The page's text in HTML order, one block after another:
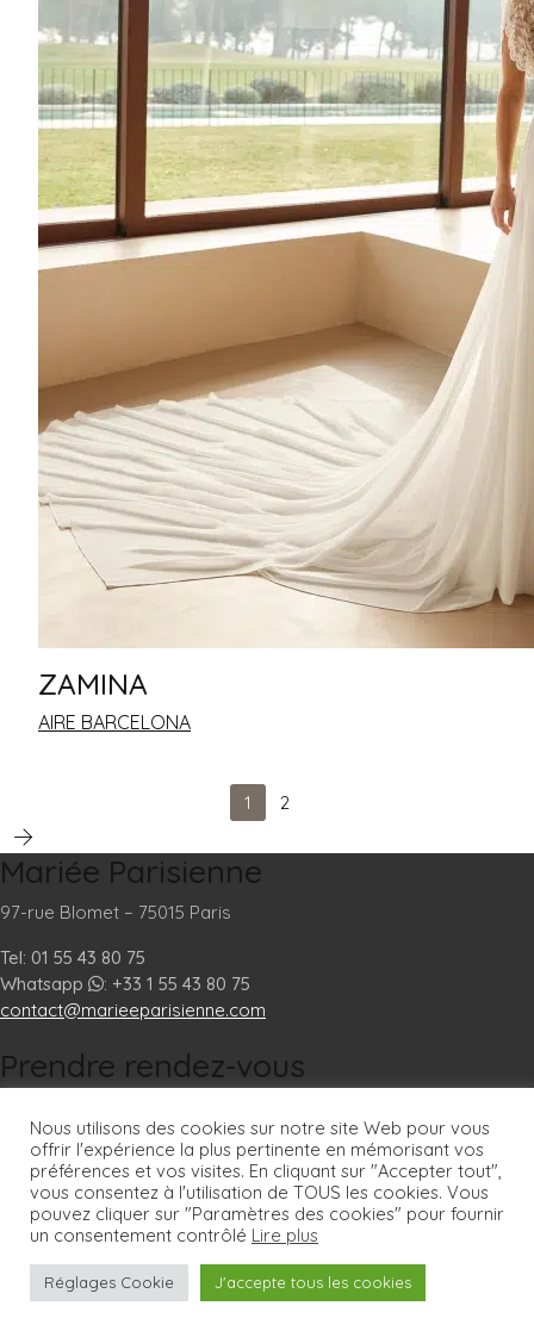
ZAMINA
AIRE BARCELONA
1 2
Mariée Parisienne
97-rue Blomet – 75015 Paris
Tel: 01 55 43 80 75
Whatsapp
: +33 1 55 43 80 75
contact@marieeparisienne.com
Prendre rendez-vous
Prendre un rendez vous
Essayage uniquement sur rendez-vous
Horaires ouverture boutique :
Du lundi au vendredi 11h00-19h00
Le samedi 10h00-19h00
Nous utilisons des cookies sur notre site Web pour vous
offrir l'expérience la plus pertinente en mémorisant vos
préférences et vos visites. En cliquant sur "Accepter tout",
vous consentez à l'utilisation de TOUS les cookies. Vous
pouvez cliquer sur "Paramètres des cookies" pour fournir
un consentement contrôlé Lire plus
Réglages Cookie J'accepte tous les cookies